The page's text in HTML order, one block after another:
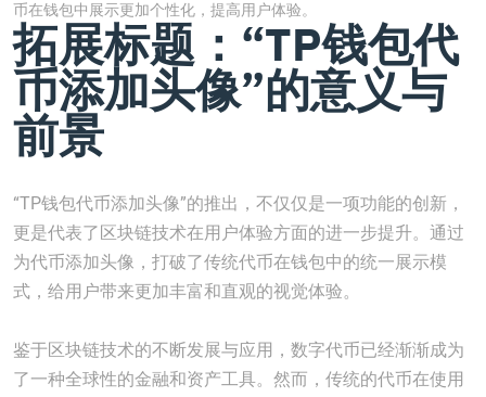
币在钱包中展示更加个性化，提高用户体验。
拓展标题：“TP钱包代
币添加头像”的意义与
前景
“TP钱包代币添加头像”的推出，不仅仅是一项功能的创新，
更是代表了区块链技术在用户体验方面的进一步提升。通过
为代币添加头像，打破了传统代币在钱包中的统一展示模
式，给用户带来更加丰富和直观的视觉体验。
鉴于区块链技术的不断发展与应用，数字代币已经渐渐成为
了一种全球性的金融和资产工具。然而，传统的代币在使用